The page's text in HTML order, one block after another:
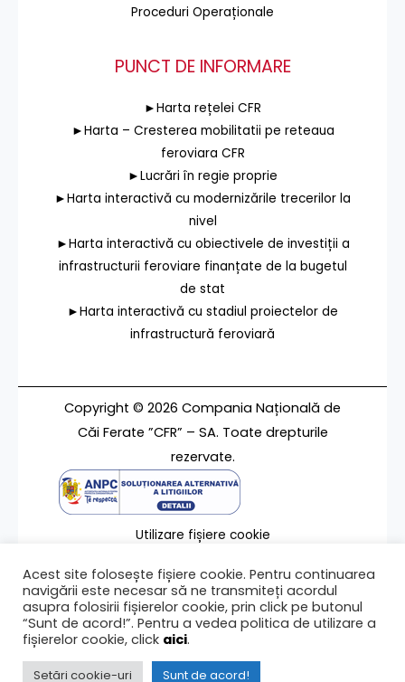
Proceduri Operaționale
PUNCT DE INFORMARE
►Harta rețelei CFR
►Harta – Cresterea mobilitatii pe reteaua
feroviara CFR
►Lucrări în regie proprie
►Harta interactivă cu modernizările trecerilor la
nivel
►Harta interactivă cu obiectivele de investiții a
infrastructurii feroviare finanțate de la bugetul
de stat
►Harta interactivă cu stadiul proiectelor de
infrastructură feroviară
Copyright © 2026 Compania Națională de
Căi Ferate ”CFR” – SA. Toate drepturile
rezervate.
Utilizare fișiere cookie
Contact
Ultima modificare a paginii 08/02/2023
Acest site folosește fișiere cookie. Pentru continuarea
navigării este necesar să ne transmiteți acordul
asupra folosirii fișierelor cookie, prin click pe butonul
“Sunt de acord!”. Pentru a vedea politica de utilizare a
fișierelor cookie, click aici.
Setări cookie-uri Sunt de acord!